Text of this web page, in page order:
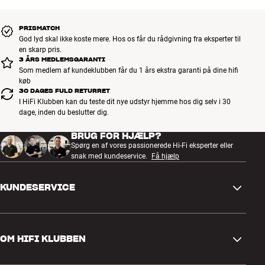
* Kræver at din smartphone understøtter NFC.
PRISMATCH
God lyd skal ikke koste mere. Hos os får du rådgivning fra eksperter til
en skarp pris.
3 ÅRS MEDLEMSGARANTI
Som medlem af kundeklubben får du 1 års ekstra garanti på dine hifi
køb
30 DAGES FULD RETURRET
I HiFi Klubben kan du teste dit nye udstyr hjemme hos dig selv i 30
dage, inden du beslutter dig.
BRUG FOR HJÆLP?
Spørg en af vores passionerede Hi-Fi eksperter eller
snak med kundeservice.
Få hjælp
KUNDESERVICE
OM HIFI KLUBBEN